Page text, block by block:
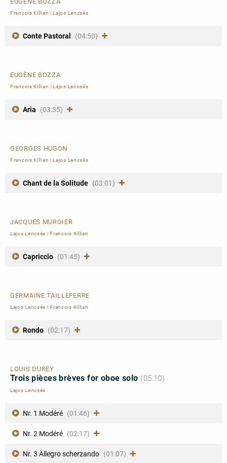
Francois Killian |Lajos Lencsés
Conte Pastoral (04:50)
EUGÈNE BOZZA
Francois Killian |Lajos Lencsés
Aria (03:35)
GEORGES HUGON
Francois Killian |Lajos Lencsés
Chant de la Solitude (03:01)
JACQUES MURGIER
Lajos Lencsés |Francois Killian
Capriccio (01:45)
GERMAINE TAILLEFERRE
Lajos Lencsés |Francois Killian
Rondo (02:17)
LOUIS DUREY
Trois pièces brèves for oboe solo (05:10)
Lajos Lencsés
Nr. 1 Modéré (01:46)
Nr. 2 Modéré (02:17)
Nr. 3 Allegro scherzando (01:07)